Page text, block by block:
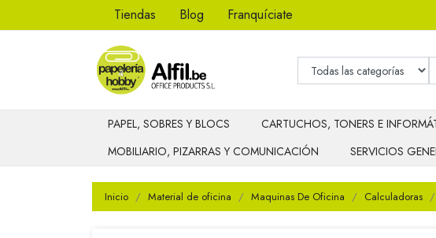
Tiendas Blog Franquíciate
PAPEL, SOBRES Y BLOCS CARTUCHOS, TONERS E
MOBILIARIO, PIZARRAS Y COMUNICACIÓN
SERVICIOS
Inicio Material de oficina Maquinas De Oficina Calculadoras